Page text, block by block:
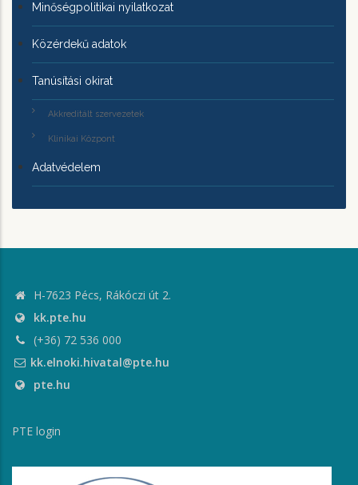
Minőségpolitikai nyilatkozat
Közérdekű adatok
Tanúsítási okirat
Akkreditált szervezetek
Klinikai Központ
Adatvédelem
H-7623 Pécs, Rákóczi út 2.
kk.pte.hu
(+36) 72 536 000
kk.elnoki.hivatal@pte.hu
pte.hu
PTE login